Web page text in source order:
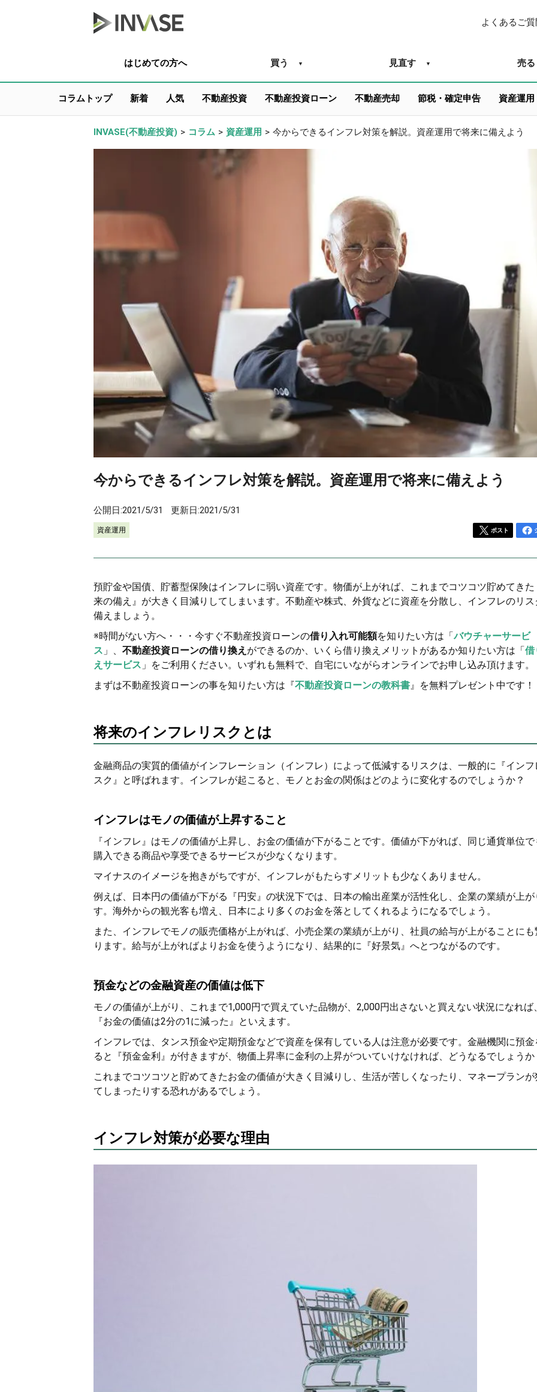
よくあるご
はじめての方へ 買う 見直す 売る
コラムトップ 新着 人気 不動産投資 不動産投資ローン 不動産売却 節税・確定申告 資産運用
INVASE(不動産投資) > コラム > 資産運用 > 今からできるインフレ対策を解説。資産運用で将来に備えよう
今からできるインフレ対策を解説。資産運用で将来に備えよう
公開日:2021/5/31 更新日:2021/5/31
資産運用 ポスト
預貯金や国債、貯蓄型保険はインフレに弱い資産です。物価が上がれば、これまでコツコツ貯めてきた
来の備え』が大きく目減りしてしまいます。不動産や株式、外貨などに資産を分散し、インフレのリス
備えましょう。
※時間がない方へ・・・今すぐ不動産投資ローンの借り入れ可能額を知りたい方は「バウチャーサービ
ス 」、 不動産投資ローンの借り換え ができるのか、いくら借り換えメリットがあるか知りたい方は「借
えサービス 」をご利用ください。いずれも無料で、自宅にいながらオンラインでお申し込み頂けます。
まずは不動産投資ローンの事を知りたい方は『不動産投資ローンの教科書 』を無料プレゼント中です！
将来のインフレリスクとは
金融商品の実質的価値がインフレーション（インフレ）によって低減するリスクは、一般的に『インフ
スク』と呼ばれます。インフレが起こると、モノとお金の関係はどのように変化するのでしょうか？
インフレはモノの価値が上昇すること
『インフレ』はモノの価値が上昇し、お金の価値が下がることです。価値が下がれば、同じ通貨単位で
購入できる商品や享受できるサービスが少なくなります。
マイナスのイメージを抱きがちですが、インフレがもたらすメリットも少なくありません。
例えば、日本円の価値が下がる『円安』の状況下では、日本の輸出産業が活性化し、企業の業績が上が
す。海外からの観光客も増え、日本により多くのお金を落としてくれるようになるでしょう。
また、インフレでモノの販売価格が上がれば、小売企業の業績が上がり、社員の給与が上がることにも
ります。給与が上がればよりお金を使うようになり、結果的に『好景気』へとつながるのです。
預金などの金融資産の価値は低下
モノの価値が上がり、これまで1,000円で買えていた品物が、2,000円出さないと買えない状況になれば
『お金の価値は2分の1に減った』といえます。
インフレでは、タンス預金や定期預金などで資産を保有している人は注意が必要です。金融機関に預金
ると『預金金利』が付きますが、物価上昇率に金利の上昇がついていけなければ、どうなるでしょうか
これまでコツコツと貯めてきたお金の価値が大きく目減りし、生活が苦しくなったり、マネープランが
てしまったりする恐れがあるでしょう。
インフレ対策が必要な理由